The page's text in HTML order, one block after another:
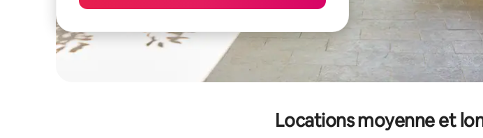
Locations moyenne et